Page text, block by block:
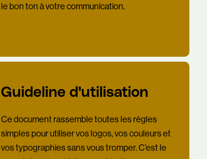
le bon ton à votre communication.
Guideline d'utilisation
Ce document rassemble toutes les règles
simples pour utiliser vos logos, vos couleurs et
vos typographies sans vous tromper. C’est le